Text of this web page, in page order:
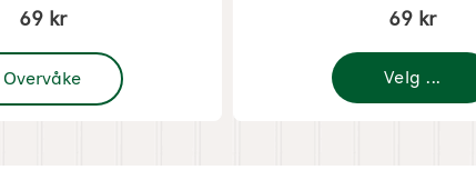
69 kr
Overvåke
Gamle Pappstrimler Nostalgitomte
69 kr
Velg ...